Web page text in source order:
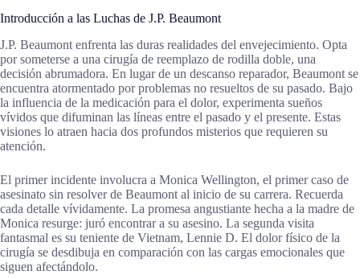
Introducción a las Luchas de J.P. Beaumont
J.P. Beaumont enfrenta las duras realidades del envejecimiento. Opta
por someterse a una cirugía de reemplazo de rodilla doble, una
decisión abrumadora. En lugar de un descanso reparador, Beaumont se
encuentra atormentado por problemas no resueltos de su pasado. Bajo
la influencia de la medicación para el dolor, experimenta sueños
vívidos que difuminan las líneas entre el pasado y el presente. Estas
visiones lo atraen hacia dos profundos misterios que requieren su
atención.
El primer incidente involucra a Monica Wellington, el primer caso de
asesinato sin resolver de Beaumont al inicio de su carrera. Recuerda
cada detalle vívidamente. La promesa angustiante hecha a la madre de
Monica resurge: juró encontrar a su asesino. La segunda visita
fantasmal es su teniente de Vietnam, Lennie D. El dolor físico de la
cirugía se desdibuja en comparación con las cargas emocionales que
siguen afectándolo.